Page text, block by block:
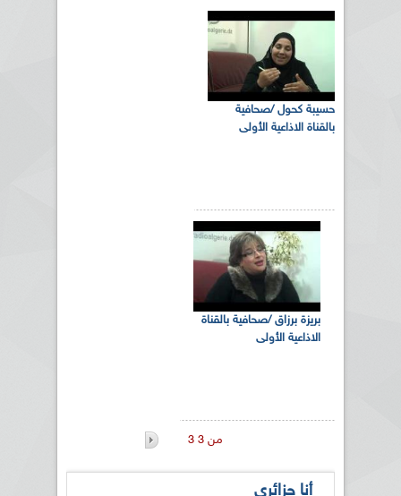
حسيبة كحول /صحافية
بالقناة الاذاعية الأولى
بريزة برزاق /صحافية بالقناة
الاذاعية الأولى
3 من 3
أنا جزائري